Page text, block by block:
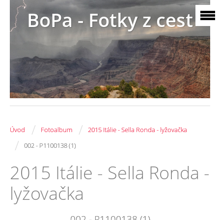
BoPa - Fotky z cest
Úvod / Fotoalbum / 2015 Itálie - Sella Ronda - lyžovačka
/ 002 - P1100138 (1)
2015 Itálie - Sella Ronda -
lyžovačka